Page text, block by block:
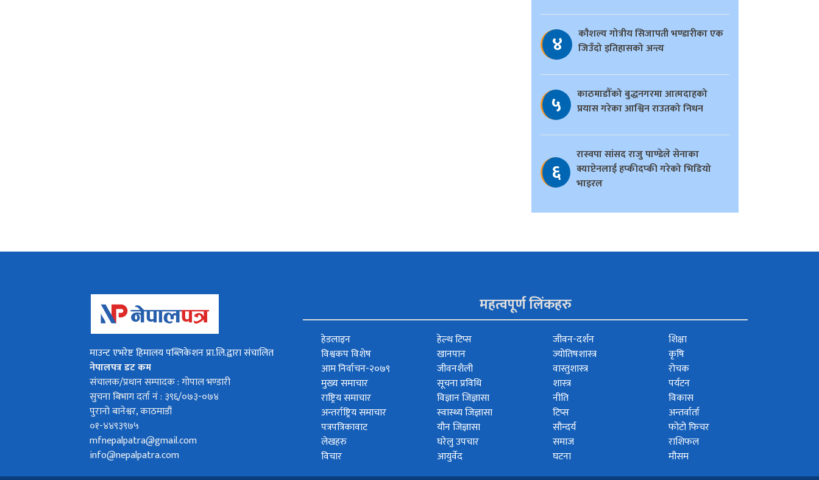
४
काैशल्य गोत्रीय सिजापती भण्डारीका एक
जिउँदो इतिहासको अन्त्य
५
काठमाडौँको बुद्धनगरमा आत्मदाहको
प्रयास गरेका आश्विन राउतको निधन
६
रास्वपा सांसद राजु पाण्डेले सेनाका
क्याप्टेनलाई हप्कीदप्की गरेको भिडियो
भाइरल
माउन्ट एभरेष्ट हिमालय पब्लिकेशन प्रा.लि.द्वारा संचालित
नेपालपत्र डट कम
संचालक/प्रधान सम्पादक : गोपाल भण्डारी
सुचना बिभाग दर्ता नं : ३९६/०७३-०७४
पुरानो बानेश्वर, काठमाडौं
०१-४४९३९७५
mfnepalpatra@gmail.com
info@nepalpatra.com
महत्वपूर्ण लिंकहरु
हेडलाइन
विश्वकप विशेष
आम निर्वाचन-२०७९
मुख्य समाचार
राष्ट्रिय समाचार
अन्तर्राष्ट्रिय समाचार
पत्रपत्रिकावाट
लेखहरु
विचार
हेल्थ टिप्स
खानपान
जीवनशैली
सूचना प्रविधि
विज्ञान जिज्ञासा
स्वास्थ्य जिज्ञासा
यौन जिज्ञासा
घरेलु उपचार
आयुर्वेद
जीवन-दर्शन
ज्योतिषशास्त्र
वास्तुशास्त्र
शास्त्र
नीति
टिप्स
सौन्दर्य
समाज
घटना
शिक्षा
कृषि
रोचक
पर्यटन
विकास
अन्तर्वार्ता
फोटो फिचर
राशिफल
मौसम